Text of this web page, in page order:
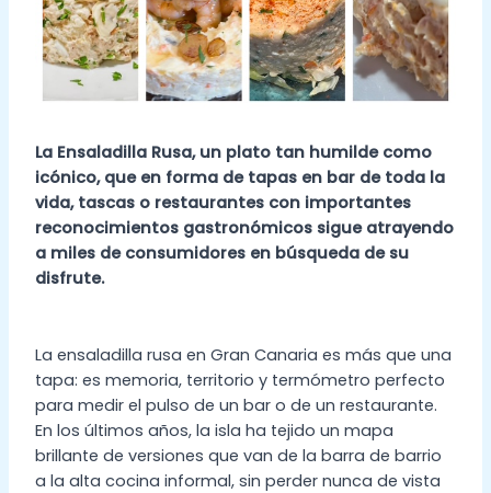
La Ensaladilla Rusa, un plato tan humilde como
icónico, que en forma de tapas en bar de toda la
vida, tascas o restaurantes con importantes
reconocimientos gastronómicos sigue atrayendo
a miles de consumidores en búsqueda de su
disfrute.
La ensaladilla rusa en Gran Canaria es más que una
tapa: es memoria, territorio y termómetro perfecto
para medir el pulso de un bar o de un restaurante.
En los últimos años, la isla ha tejido un mapa
brillante de versiones que van de la barra de barrio
a la alta cocina informal, sin perder nunca de vista